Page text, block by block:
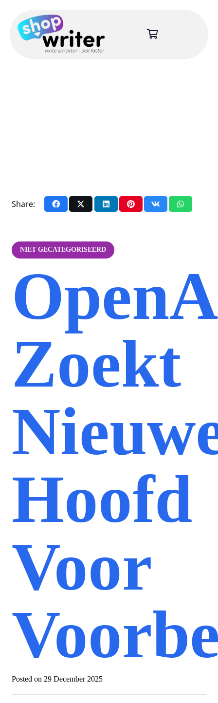
Share:
NIET GECATEGORISEERD
Zoekt
Hoofd
Voor
Posted on 29 December 2025